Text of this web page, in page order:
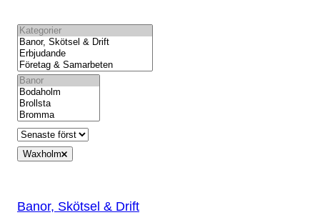
Waxholm
Banor, Skötsel & Drift